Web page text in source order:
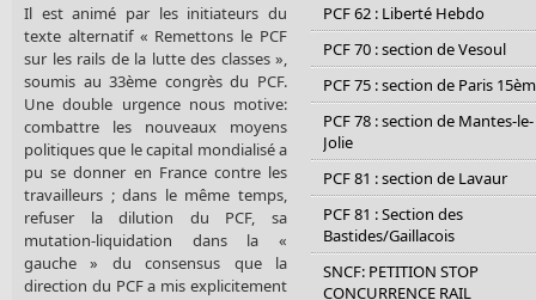
Il est animé par les initiateurs du
texte alternatif « Remettons le PCF
sur les rails de la lutte des classes »,
soumis au 33ème congrès du PCF.
Une double urgence nous motive:
combattre les nouveaux moyens
politiques que le capital mondialisé a
pu se donner en France contre les
travailleurs ; dans le même temps,
refuser la dilution du PCF, sa
mutation-liquidation dans la «
gauche » du consensus que la
direction du PCF a mis explicitement
PCF 62 : Liberté Hebdo
PCF 70 : section de Vesoul
PCF 75 : section de Paris
PCF 78 : section de Mantes-le-
Jolie
PCF 81 : section de Lavaur
PCF 81 : Section des
Bastides/Gaillacois
SNCF: PETITION STOP
CONCURRENCE RAIL